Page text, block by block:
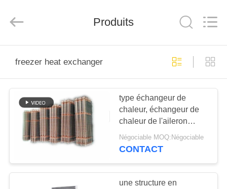
PRODUITS
SUJET
NOUS
Technology
Rights
Produits
freezer heat exchanger
type échangeur de
chaleur, échangeur de
chaleur de l'aileron
380V du congélateur
50/60HZ
Négociable MOQ:Négociable
CONTACT
une structure en